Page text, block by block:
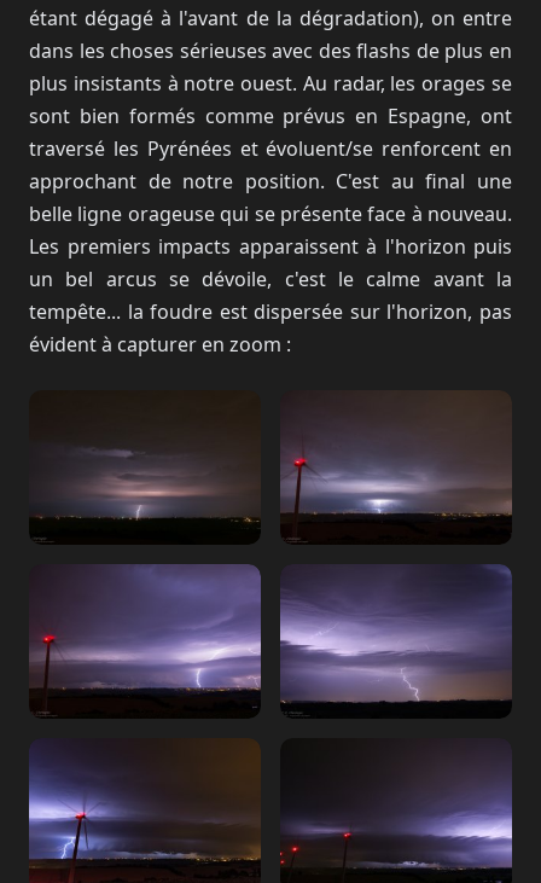
étant dégagé à l'avant de la dégradation), on entre
dans les choses sérieuses avec des flashs de plus en
plus insistants à notre ouest. Au radar, les orages se
sont bien formés comme prévus en Espagne, ont
traversé les Pyrénées et évoluent/se renforcent en
approchant de notre position. C'est au final une
belle ligne orageuse qui se présente face à nouveau.
Les premiers impacts apparaissent à l'horizon puis
un bel arcus se dévoile, c'est le calme avant la
tempête... la foudre est dispersée sur l'horizon, pas
évident à capturer en zoom :